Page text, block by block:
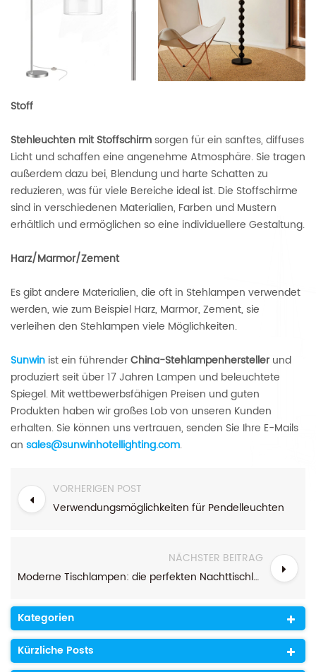
Stoff
Stehleuchten mit Stoffschirmsorgen für ein sanftes, diffuses
Licht und schaffen eine angenehme Atmosphäre. Sie tragen
außerdem dazu bei, Blendung und harte Schatten zu
reduzieren, was für viele Bereiche ideal ist. Die Stoffschirme
sind in verschiedenen Materialien, Farben und Mustern
erhältlich und ermöglichen so eine individuellere Gestaltung.
Harz/Marmor/Zement
Es gibt andere Materialien, die oft in Stehlampen verwendet
werden, wie zum Beispiel Harz, Marmor, Zement, sie
verleihen den Stehlampen viele Möglichkeiten.
Sunwin ist ein führenderChina-Stehlampenherstellerund
produziert seit über 17 Jahren Lampen und beleuchtete
Spiegel. Mit wettbewerbsfähigen Preisen und guten
Produkten haben wir großes Lob von unseren Kunden
erhalten. Sie können uns vertrauen, senden Sie Ihre E-Mails
an sales@sunwinhotellighting.com.
VORHERIGEN POST
Verwendungsmöglichkeiten für Pendelleuchten
NÄCHSTER BEITRAG
Moderne Tischlampen: die perfekten Nachttischlampen zur Dekoration Ihres Schlafzimmers
Kategorien
Kürzliche Posts